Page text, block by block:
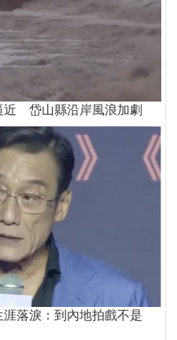
近 岱山縣沿岸風浪加劇
涯落淚：到內地拍戲不是